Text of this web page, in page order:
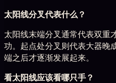
太阳线分叉代表什么？
太阳线末端分叉通常代表双重
功。起点处分叉则代表大器
端之后才逐渐发展起来。
看太阳线应该看哪只手？